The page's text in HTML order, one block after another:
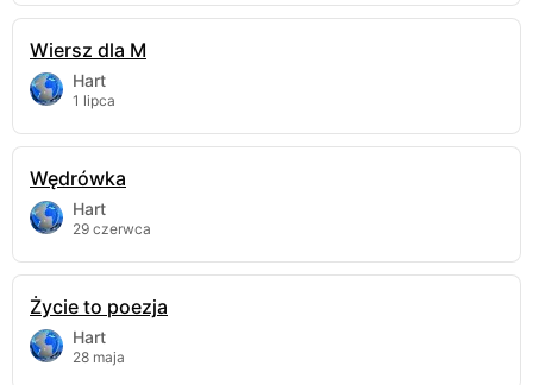
Wiersz dla M
Hart
1 lipca
Wędrówka
Hart
29 czerwca
Życie to poezja
Hart
28 maja